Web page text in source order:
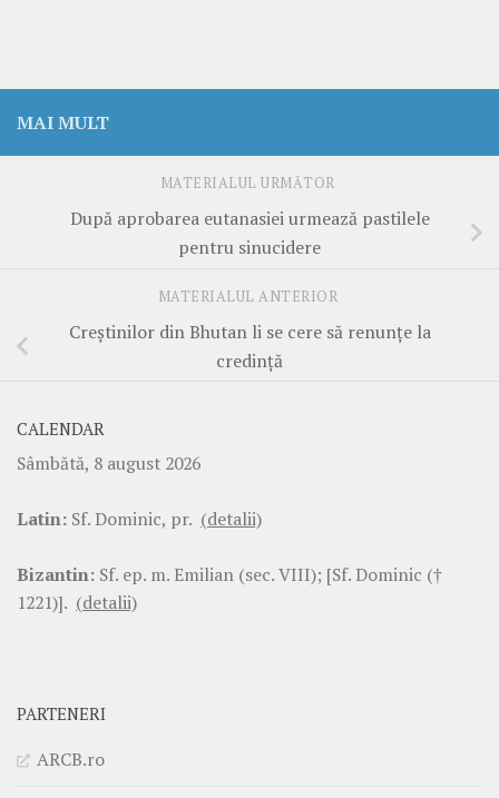
MAI MULT
MATERIALUL URMĂTOR
După aprobarea eutanasiei urmează pastilele
pentru sinucidere
MATERIALUL ANTERIOR
Creştinilor din Bhutan li se cere să renunţe la
credinţă
CALENDAR
Sâmbătă, 8 august 2026
Latin: Sf. Dominic, pr. (detalii)
Bizantin: Sf. ep. m. Emilian (sec. VIII); [Sf. Dominic (†
1221)]. (detalii)
PARTENERI
ARCB.ro